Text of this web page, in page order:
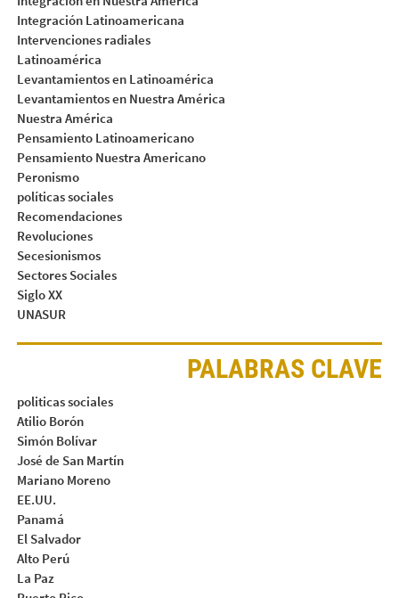
Integración Latinoamericana
Intervenciones radiales
Latinoamérica
Levantamientos en Latinoamérica
Levantamientos en Nuestra América
Nuestra América
Pensamiento Latinoamericano
Pensamiento Nuestra Americano
Peronismo
políticas sociales
Recomendaciones
Revoluciones
Secesionismos
Sectores Sociales
Siglo XX
UNASUR
PALABRAS CLAVE
politicas sociales
Atilio Borón
Simón Bolívar
José de San Martín
Mariano Moreno
EE.UU.
Panamá
El Salvador
Alto Perú
La Paz